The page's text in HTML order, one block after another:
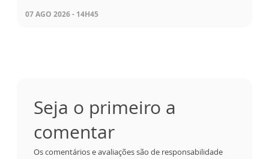
07 AGO 2026 - 14H45
Seja o primeiro a
comentar
Os comentários e avaliações são de responsabilidade